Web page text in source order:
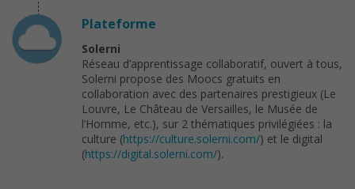
Plateforme
Solerni
Réseau d’apprentissage collaboratif, ouvert à tous,
Solerni propose des Moocs gratuits en
collaboration avec des partenaires prestigieux (Le
Louvre, Le Château de Versailles, le Musée de
l’Homme, etc.), sur 2 thématiques privilégiées : la
culture (https://culture.solerni.com/) et le digital
(https://digital.solerni.com/).